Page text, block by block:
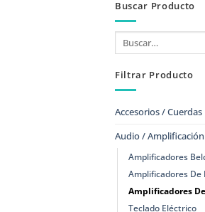
Buscar Producto
Filtrar Producto
Accesorios / Cuerdas
Audio / Amplificación
Amplificadores
Amplificadores De
Amplificadores
Teclado Eléctrico